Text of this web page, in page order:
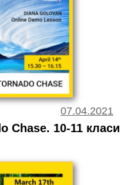
07.04.2021
Chase. 10-11 класи